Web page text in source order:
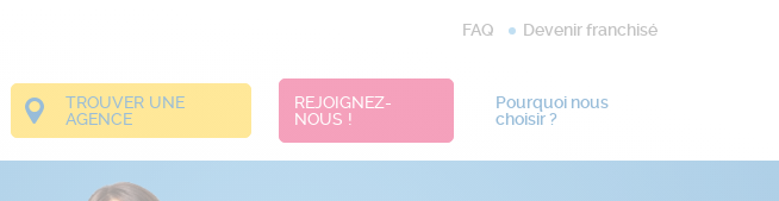
FAQ Devenir franchisé
TROUVER UNE
AGENCE
REJOIGNEZ-
NOUS !
Pourquoi nous
choisir ?